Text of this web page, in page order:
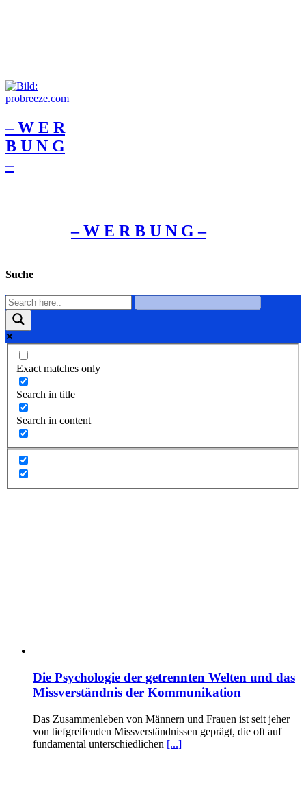
– W Ε R
Β U Ν G
–
– W Ε R Β U Ν G –
Suche
Exact matches only
Search in title
Search in content
Die Psychologie der getrennten Welten und das
Missverständnis der Kommunikation
Das Zusammenleben von Männern und Frauen ist seit jeher
von tiefgreifenden Missverständnissen geprägt, die oft auf
fundamental unterschiedlichen [...]